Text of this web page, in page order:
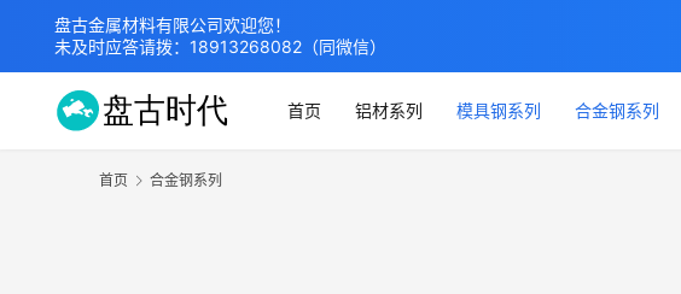
盘古金属材料有限公司欢迎您！
未及时应答请拨： 18913268082（同微信）
首页 铝材系列 模具钢系列 合金钢系列
首页 合金钢系列